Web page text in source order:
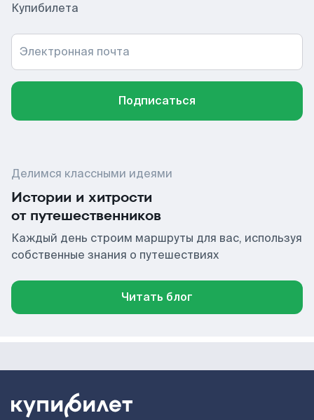
Купибилета
Электронная почта
Подписаться
Делимся классными идеями
Истории и хитрости
от путешественников
Каждый день строим маршруты для вас, используя
собственные знания о путешествиях
Читать блог